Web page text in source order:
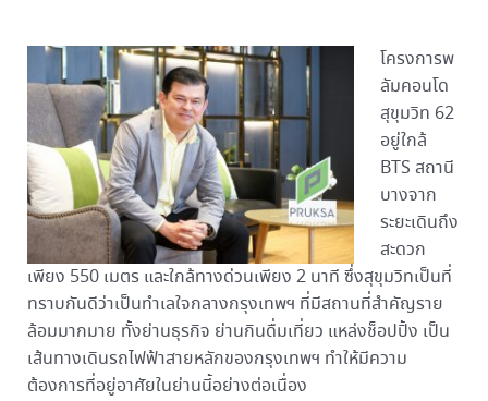
โครงการพ
ลัมคอนโด
สุขุมวิท 62
อยู่ใกล้
BTS สถานี
บางจาก
ระยะเดินถึง
สะดวก
เพียง 550 เมตร และใกล้ทางด่วนเพียง 2 นาที ซึ่งสุขุมวิทเป็นที่
ทราบกันดีว่าเป็นทำเลใจกลางกรุงเทพฯ ที่มีสถานที่สำคัญราย
ล้อมมากมาย ทั้งย่านธุรกิจ ย่านกินดื่มเที่ยว แหล่งช็อปปิ้ง เป็น
เส้นทางเดินรถไฟฟ้าสายหลักของกรุงเทพฯ ทำให้มีความ
ต้องการที่อยู่อาศัยในย่านนี้อย่างต่อเนื่อง